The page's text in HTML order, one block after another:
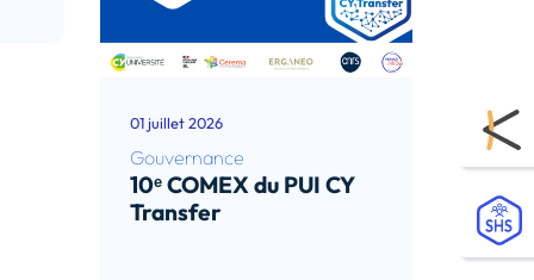
01 juillet 2026
Gouvernance
10ᵉ COMEX du PUI CY
Transfer